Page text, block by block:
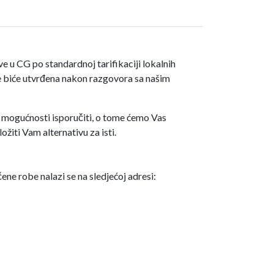
u CG po standardnoj tarifikaciji lokalnih
utvrđena nakon razgovora sa našim
isporučiti, o tome ćemo Vas
Vam alternativu za isti.
robe nalazi se na sledjećoj adresi: